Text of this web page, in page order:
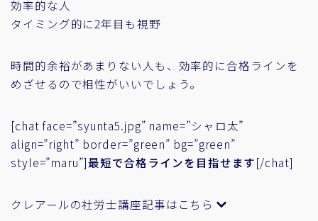
効率的な人
タイミング的に2年目も視野
時間的余裕があまりない人も、効率的に合格ラインを
めざせるので相性がいいでしょう。
[chat face=”syunta5.jpg” name=”シャロ太”
align=”right” border=”green” bg=”green”
style=”maru”]最短で合格ラインを目指せます[/chat]
クレアールの社労士講座記事はこちら